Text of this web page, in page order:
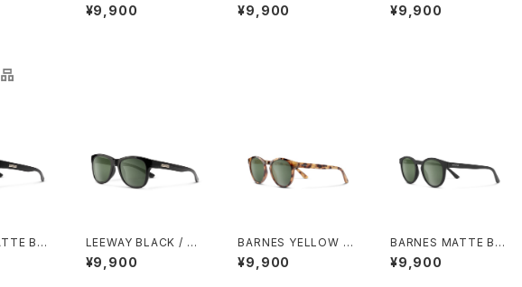
/ SIENNA MIRROR
¥9,900
STAL / GRAY
¥9,900
ORTOISE / GRAY GR
EEN
¥9,900
BLA
LEEWAY BLACK / GR
AY GREEN
¥9,900
BARNES YELLOW T
ORTOISE / GRAY GR
EEN
¥9,900
BARNES MATTE BL
ACK / GRAY GREEN
¥9,900